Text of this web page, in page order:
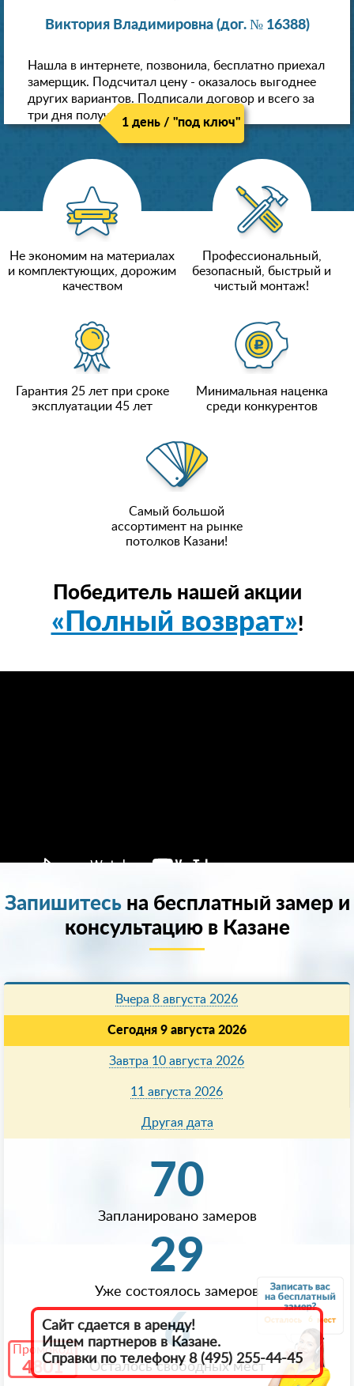
6
Промокод
4801
Виктория Владимировна (дог. № 16388)
Нашла в интернете, позвонила, бесплатно приехал
замерщик. Подсчитал цену - оказалось выгоднее
других вариантов. Подписали договор и всего за
три дня получили новые потолки!
1 день / "под ключ"
Не экономим на материалах
и комплектующих, дорожим
качеством
Профессиональный,
безопасный, быстрый и
чистый монтаж!
Гарантия 25 лет при сроке
эксплуатации 45 лет
Минимальная наценка
среди конкурентов
Самый большой
ассортимент на рынке
потолков Казани!
Победитель нашей акции
«Полный возврат»!
Запишитесьна бесплатный замер и
консультацию в Казанe
Вчера 8 августа 2026
Сегодня 9 августа 2026
Завтра 10 августа 2026
11 августа 2026
Другая дата
70
Запланировано замеров
29
Уже состоялось замеров
6
Осталось свободных мест
Сайт сдается в аренду!
Ищем партнеров в Казанe.
Справки по телефону 8 (495) 255-44-45